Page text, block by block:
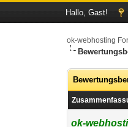
Hallo, Gast!
ok-webhosting
ok-